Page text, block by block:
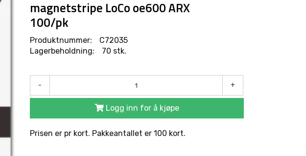
magnetstripe LoCo oe600 ARX
100/pk
Produktnummer:
C72035
Lagerbeholdning:
70 stk.
- +
Logg inn for å kjøpe
Prisen er pr kort. Pakkeantallet er 100 kort.